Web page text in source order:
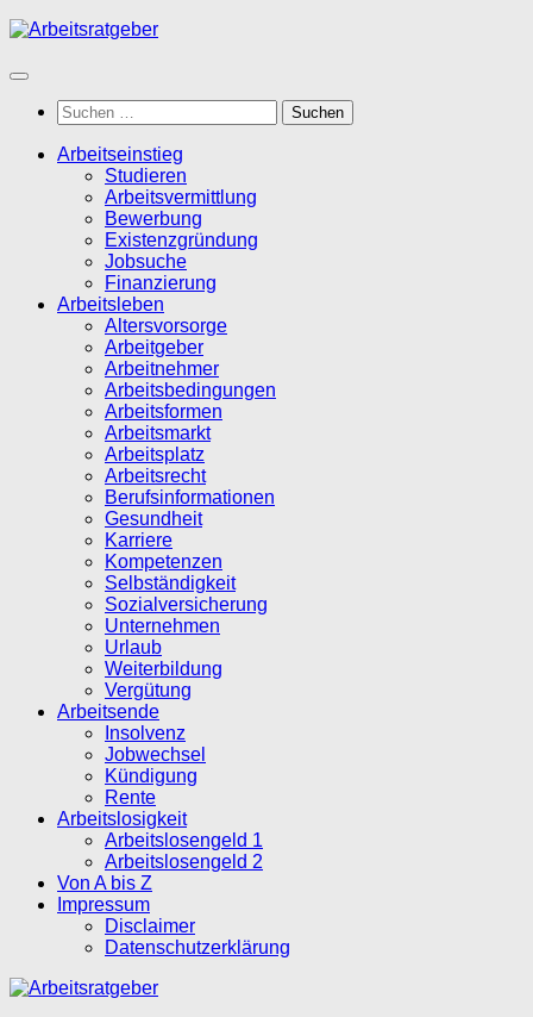
Zum
springen
Suchen
nach:
Arbeitseinstieg
Studieren
Arbeitsvermittlung
Bewerbung
Existenzgründung
Jobsuche
Finanzierung
Arbeitsleben
Altersvorsorge
Arbeitgeber
Arbeitnehmer
Arbeitsbedingungen
Arbeitsformen
Arbeitsmarkt
Arbeitsplatz
Arbeitsrecht
Berufsinformationen
Gesundheit
Karriere
Kompetenzen
Selbständigkeit
Sozialversicherung
Unternehmen
Urlaub
Weiterbildung
Vergütung
Arbeitsende
Insolvenz
Jobwechsel
Kündigung
Rente
Arbeitslosigkeit
Arbeitslosengeld 1
Arbeitslosengeld 2
Von A bis Z
Impressum
Disclaimer
Datenschutzerklärung